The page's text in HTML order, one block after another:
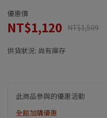
優惠價
NT$1,120 NT$1,509
供貨狀況: 尚有庫存
此商品參與的優惠活動
全館加購優惠